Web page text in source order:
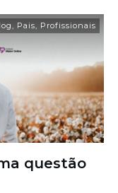
, Pais, Profissionais
questão